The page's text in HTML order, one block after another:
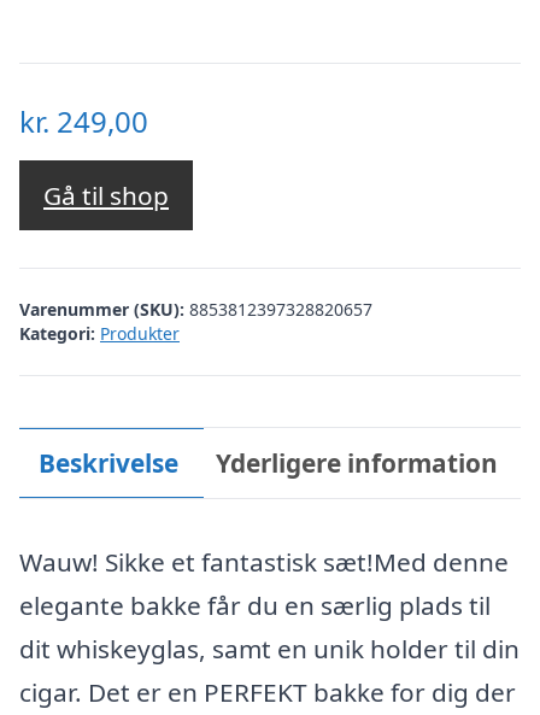
kr. 249,00
Gå til shop
Varenummer (SKU): 8853812397328820657
Kategori: Produkter
Beskrivelse Yderligere information
Wauw! Sikke et fantastisk sæt!Med denne
elegante bakke får du en særlig plads til
dit whiskeyglas, samt en unik holder til din
cigar. Det er en PERFEKT bakke for dig der